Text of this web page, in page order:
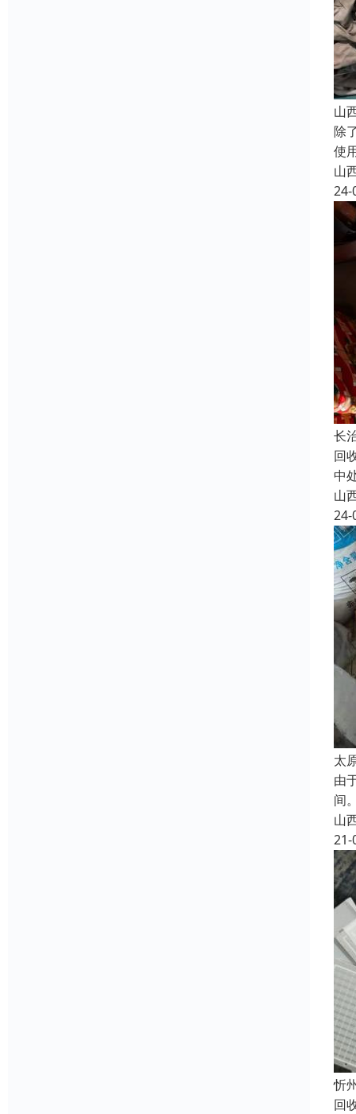
山
除
使
山
24-
长
回
中
山
24-
太
由
间
山
21-
忻
回